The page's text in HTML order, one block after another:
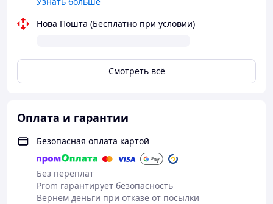
парабочной или тематической вечеринки;
рабочего стола или домашнего использования.
Нова Пошта (Бесплатно при условии)
Смотреть всё
Оплата и гарантии
Безопасная оплата картой
Без переплат
Prom гарантирует безопасность
Вернем деньги при отказе от посылки